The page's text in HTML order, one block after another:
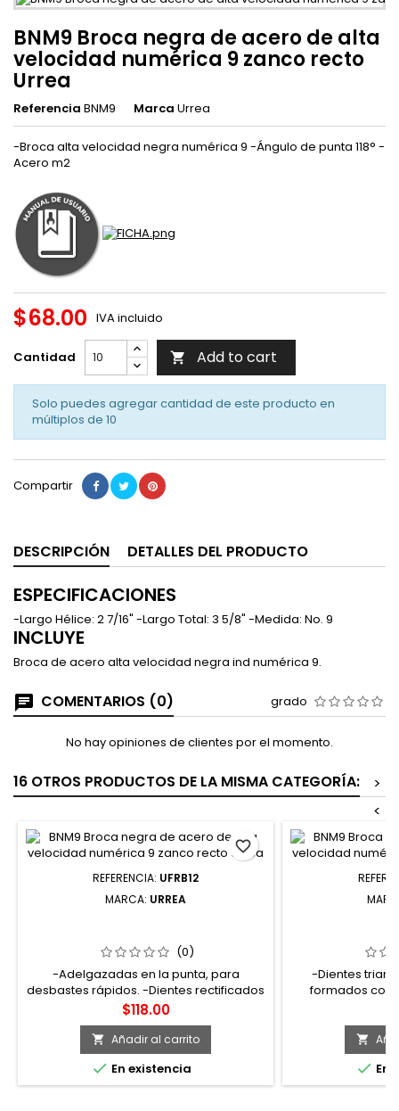
BNM9 Broca negra de acero de alta
velocidad numérica 9 zanco recto
Urrea
Referencia BNM9 Marca Urrea
-Broca alta velocidad negra numérica 9 -Ángulo de punta 118° -
Acero m2
$68.00 IVA incluido
Cantidad  Add to cart
Solo puedes agregar cantidad de este producto en
múltiplos de 10
Compartir
DESCRIPCIÓN DETALLES DEL PRODUCTO
ESPECIFICACIONES
-Largo Hélice: 2 7/16" -Largo Total: 3 5/8" -Medida: No. 9
INCLUYE
Broca de acero alta velocidad negra ind numérica 9.
COMENTARIOS (0) grado
No hay opiniones de clientes por el momento.
16 OTROS PRODUCTOS DE LA MISMA CATEGORÍA:
>
<
REFERENCIA: UFRB12
MARCA: URREA
(0)
-Adelgazadas en la punta, para
desbastes rápidos. -Dientes rectificados
con dureza y geometría homogénea en
toda la lima. -Perfil circular levemente
afilado. -Marca Urrea. -Para ajustar y
aumentar aberturas circulares o
cónicas.
Precio
$118.00
 Añadir al carrito
 En existencia
favorite_border
-Dientes
formados con
otros
desgastes

 En